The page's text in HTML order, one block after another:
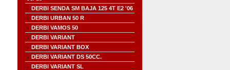
DERBI SENDA SM BAJA 125 4T E2 '06
DERBI URBAN 50 R
DERBI VAMOS 50
DERBI VARIANT
DERBI VARIANT BOX
DERBI VARIANT DS 50CC.
DERBI VARIANT SL